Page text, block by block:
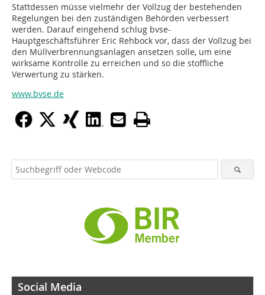
Stattdessen müsse vielmehr der Vollzug der bestehenden
Regelungen bei den zuständigen Behörden verbessert
werden. Darauf eingehend schlug bvse-
Hauptgeschäftsführer Eric Rehbock vor, dass der Vollzug bei
den Müllverbrennungsanlagen ansetzen solle, um eine
wirksame Kontrolle zu erreichen und so die stoffliche
Verwertung zu stärken.
www.bvse.de
Social Media